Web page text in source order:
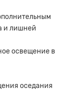
и лишней
освещение в
оседания